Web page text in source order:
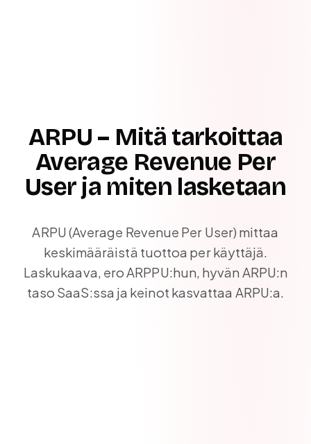
ARPU – Mitä tarkoittaa
Average Revenue Per
User ja miten lasketaan
ARPU (Average Revenue Per User) mittaa
keskimääräistä tuottoa per käyttäjä.
Laskukaava, ero ARPPU:hun, hyvän ARPU:n
taso SaaS:ssa ja keinot kasvattaa ARPU:a.